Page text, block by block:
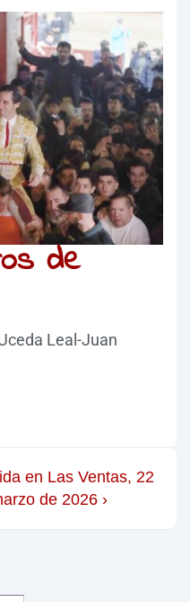
de
Leal-Juan
en Las Ventas, 22
de 2026 ›